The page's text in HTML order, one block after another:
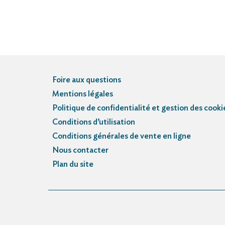
Foire aux questions
Mentions légales
Politique de confidentialité et gestion des
Conditions d’utilisation
Conditions générales de vente en ligne
Nous contacter
Plan du site